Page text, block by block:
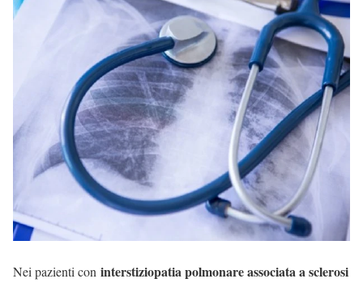
Nei pazienti con interstiziopatia polmonare associata a sclerosi